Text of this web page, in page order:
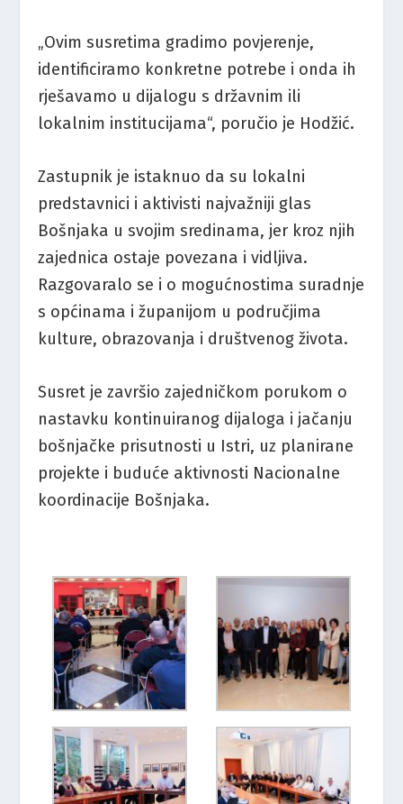
„Ovim susretima gradimo povjerenje,
identificiramo konkretne potrebe i onda ih
rješavamo u dijalogu s državnim ili
lokalnim institucijama“, poručio je Hodžić.
Zastupnik je istaknuo da su lokalni
predstavnici i aktivisti najvažniji glas
Bošnjaka u svojim sredinama, jer kroz njih
zajednica ostaje povezana i vidljiva.
Razgovaralo se i o mogućnostima suradnje
s općinama i županijom u područjima
kulture, obrazovanja i društvenog života.
Susret je završio zajedničkom porukom o
nastavku kontinuiranog dijaloga i jačanju
bošnjačke prisutnosti u Istri, uz planirane
projekte i buduće aktivnosti Nacionalne
koordinacije Bošnjaka.